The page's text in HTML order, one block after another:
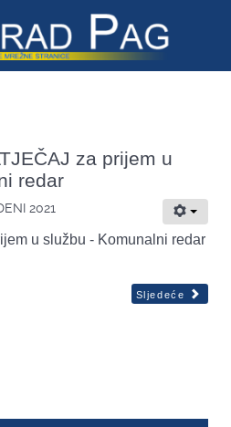
za prijem u
redar
2021
u službu - Komunalni redar
Sljedeće